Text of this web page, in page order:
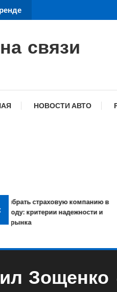
связи
НОВОСТИ АВТО
страховую компанию в
критерии надежности и
Зощенко